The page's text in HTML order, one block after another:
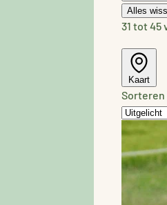
Alles
31 tot 45
Kaart
Sorteren